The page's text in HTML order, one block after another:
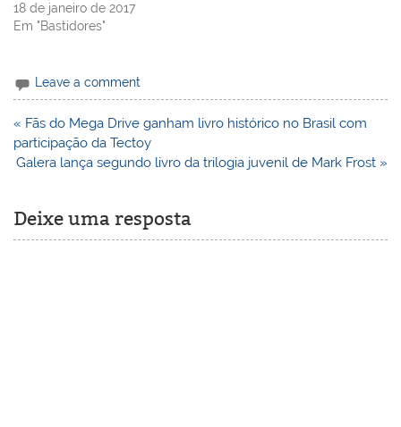
18 de janeiro de 2017
Em "Bastidores"
Leave a comment
Navegação
de
Post
« Fãs do Mega Drive ganham livro histórico no Brasil com
participação da Tectoy
Galera lança segundo livro da trilogia juvenil de Mark Frost »
Deixe uma resposta